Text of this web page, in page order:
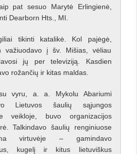
pat sesuo Marytė Erlingienė,
Dearborn Hts., MI.
tikinti katalikė. Kol pajėgė,
važiuodavo į šv. Mišias, vėliau
jų per televiziją. Kasdien
rožančių ir kitas maldas.
vyru, a. a. Mykolu Abariumi
Lietuvos šaulių sąjungos
veikloje, buvo organizacijos
Talkindavo šaulių renginiuose
virtuvėje – gamindavo
kugelį ir kitus lietuviškus